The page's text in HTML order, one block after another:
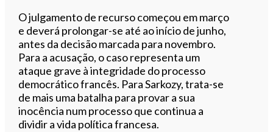
O julgamento de recurso começou em março
e deverá prolongar-se até ao início de junho,
antes da decisão marcada para novembro.
Para a acusação, o caso representa um
ataque grave à integridade do processo
democrático francês. Para Sarkozy, trata-se
de mais uma batalha para provar a sua
inocência num processo que continua a
dividir a vida política francesa.